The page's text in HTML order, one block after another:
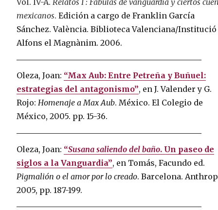
mexicanos. Edición a cargo de Franklin García
Sánchez. València. Biblioteca Valenciana/Institució
Alfons el Magnànim. 2006.
Oleza, Joan: “Max Aub: Entre Petreña y Buñuel:
estrategias del antagonismo”, en J. Valender y G.
Rojo:Homenaje a Max Aub. México. El Colegio de
México, 2005. pp. 15-36.
Oleza, Joan: “Susana saliendo del baño. Un paseo de
siglos a la Vanguardia”, en Tomás, Facundo ed.
Pigmalión o el amor por lo creado. Barcelona.
2005, pp. 187-199.